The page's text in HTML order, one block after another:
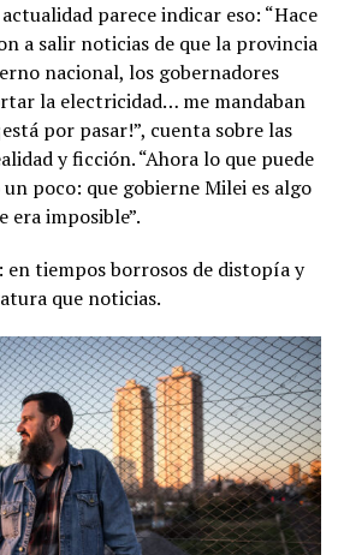
parece indicar eso: “Hace
a salir noticias de que la provincia
nacional, los gobernadores
la electricidad… me mandaban
por pasar!”, cuenta sobre las
y ficción. “Ahora lo que puede
poco: que gobierne Milei es algo
era imposible”.
en tiempos borrosos de distopía y
que noticias.